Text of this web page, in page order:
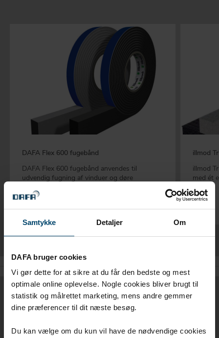
Samtykke Detaljer Om
DAFA bruger cookies
Vi gør dette for at sikre at du får den bedste og mest
optimale online oplevelse. Nogle cookies bliver brugt til
statistik og målrettet marketing, mens andre gemmer
dine præferencer til dit næste besøg.
Du kan vælge om du kun vil have de nødvendige cookies
DAFA Flex 600 fugebånd
DAFA Flex 600 fugebånd anvendes til
udvendig fugning af vinduer og døre
illmod
illmod
med ét
PRODUKTBLAD
ILLMOD 600 - DK